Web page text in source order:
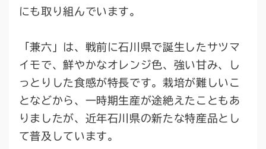
にも取り組んでいます。
「兼六」は、戦前に石川県で誕生したサツマ
イモで、鮮やかなオレンジ色、強い甘み、し
っとりした食感が特長です。栽培が難しいこ
となどから、一時期生産が途絶えたこともあ
りましたが、近年石川県の新たな特産品とし
て普及しています。